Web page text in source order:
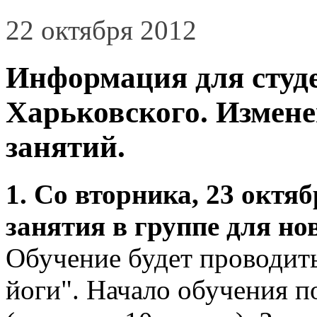
22 октября 2012
Информация для
Харьковского.
занятий.
1. Со вторника, 23
занятия в группе для
Обучение будет
йоги". Начало обучения